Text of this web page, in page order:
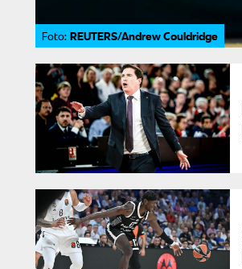
Foto: REUTERS/Andrew Couldridge